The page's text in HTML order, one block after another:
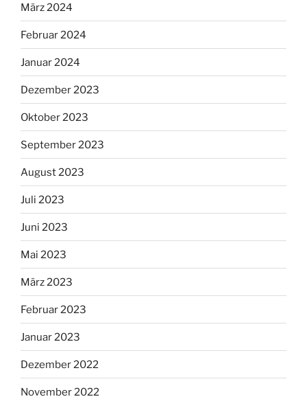
März 2024
Februar 2024
Januar 2024
Dezember 2023
Oktober 2023
September 2023
August 2023
Juli 2023
Juni 2023
Mai 2023
März 2023
Februar 2023
Januar 2023
Dezember 2022
November 2022